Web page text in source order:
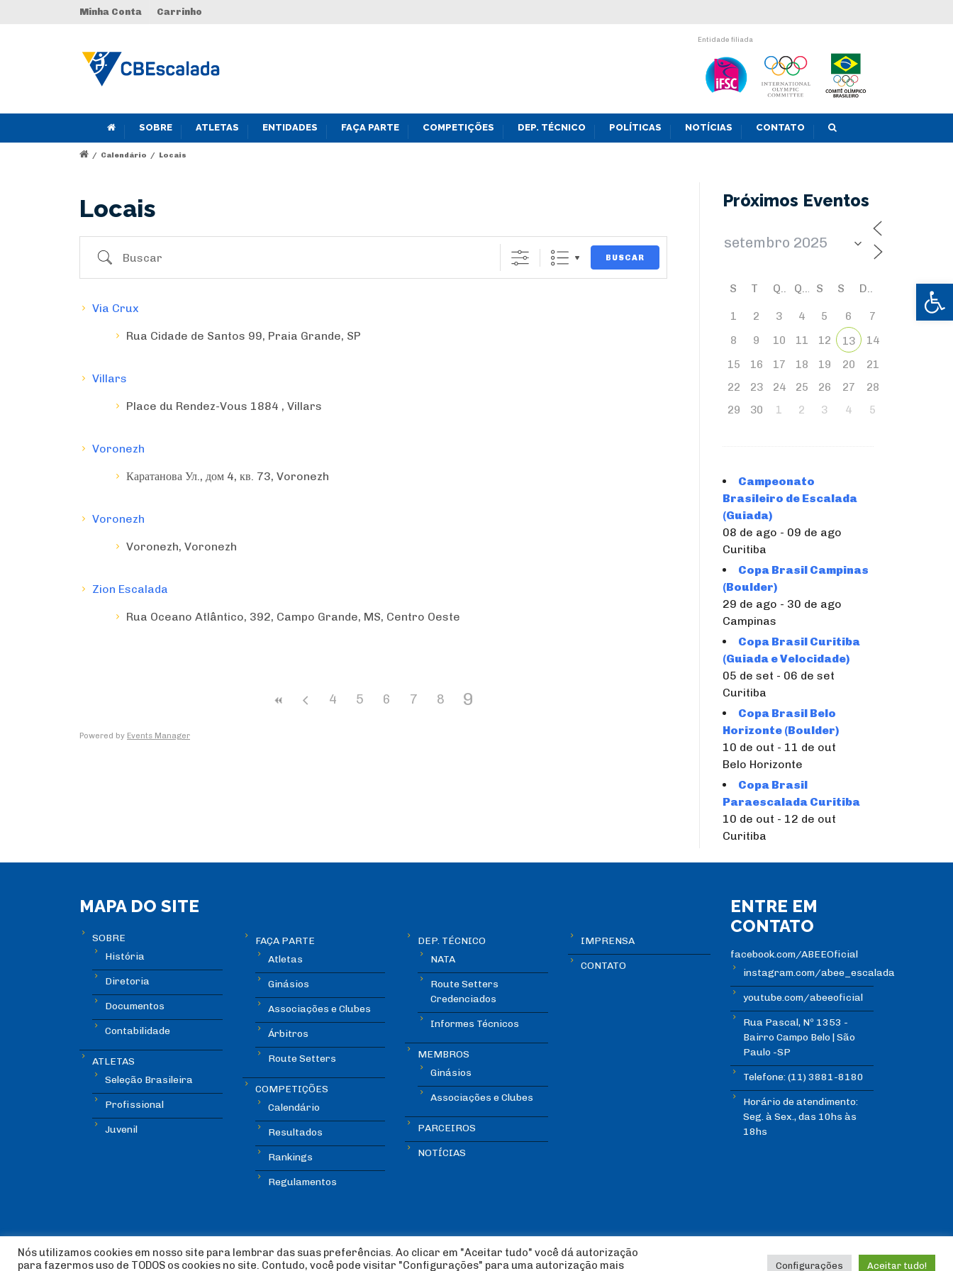
Abrir
Minha Conta Carrinho
Entidade filiada
SOBRE ATLETAS ENTIDADES FAÇA PARTE COMPETIÇÕES DEP. TÉCNICO POLÍTICAS NOTÍCIAS CONTATO
/ Calendário / Locais
Locais
Buscar BUSCAR
Locais com Eventos?
Via Crux
Rua Cidade de Santos 99, Praia Grande, SP
Villars
Place du Rendez-Vous 1884 , Villars
Voronezh
Каратанова Ул., дом 4, кв. 73, Voronezh
Voronezh
Voronezh, Voronezh
Zion Escalada
Rua Oceano Atlântico, 392, Campo Grande, MS, Centro Oeste
4 5 6 7 8 9
Powered by Events Manager
Próximos Eventos
S T Q Q S S D
1 2 3 4 5 6
7
8
9 10 11 12 13
14
15
16 17 18 19 20
21
22
23 24 25 26 27
28
29
30 1 2 3 4 5
Campeonato
Brasileiro de Escalada
(Guiada)
08 de ago - 09 de ago
Curitiba
Copa Brasil Campinas
(Boulder)
29 de ago - 30 de ago
Campinas
Copa Brasil Curitiba
(Guiada e Velocidade)
05 de set - 06 de set
Curitiba
Copa Brasil Belo
Horizonte (Boulder)
10 de out - 11 de out
Belo Horizonte
Copa Brasil
Paraescalada Curitiba
10 de out - 12 de out
Curitiba
MAPA DO SITE
SOBRE
História
Diretoria
Documentos
Contabilidade
ATLETAS
Seleção Brasileira
Profissional
Juvenil
FAÇA PARTE
Atletas
Ginásios
Associações e Clubes
Árbitros
Route Setters
COMPETIÇÕES
Calendário
Resultados
Rankings
Regulamentos
DEP. TÉCNICO
NATA
Route Setters
Credenciados
Informes Técnicos
MEMBROS
Ginásios
Associações e Clubes
PARCEIROS
NOTÍCIAS
IMPRENSA
CONTATO
ENTRE EM
CONTATO
facebook.com/ABEEOficial
instagram.com/abee_escalada
youtube.com/abeeoficial
Rua Pascal, Nº 1353 -
Bairro Campo Belo | São
Paulo -SP
Telefone: (11) 3881-8180
Horário de atendimento:
Seg. à Sex., das 10hs às
18hs
Nós utilizamos cookies em nosso site para lembrar das suas preferências. Ao clicar em "Aceitar tudo" você dá autorização
para fazermos uso de TODOS os cookies no site. Contudo, você pode visitar "Configurações" para uma autorização mais
Configurações Aceitar tudo!